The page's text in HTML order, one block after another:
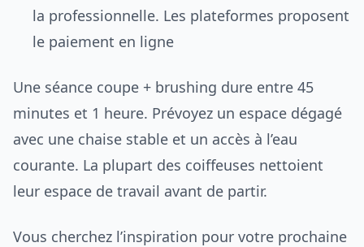
la professionnelle. Les plateformes proposent
le paiement en ligne
Une séance coupe + brushing dure entre 45
minutes et 1 heure. Prévoyez un espace dégagé
avec une chaise stable et un accès à l’eau
courante. La plupart des coiffeuses nettoient
leur espace de travail avant de partir.
Vous cherchez l’inspiration pour votre prochaine